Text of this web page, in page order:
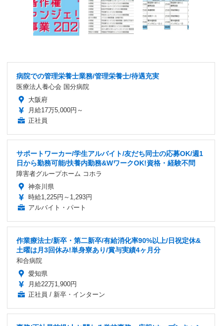
病院での管理栄養士業務/管理栄養士/待遇充実
医療法人養心会 国分病院
大阪府
月給17万5,000円～
正社員
サポートワーカー/学生アルバイト/友だち同士の応募OK/週1
日から勤務可能/扶養内勤務&WワークOK!資格・経験不問
障害者グループホーム コホラ
神奈川県
時給1,225円～1,293円
アルバイト・パート
作業療法士/新卒・第二新卒/有給消化率90%以上/日祝定休&
土曜は月3回休み!単身寮あり/賞与実績4ヶ月分
和合病院
愛知県
月給22万1,900円
正社員 / 新卒・インターン